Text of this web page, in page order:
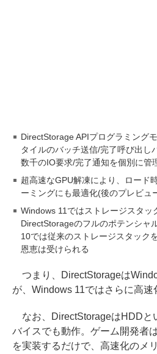
DirectStorage APIプログラミング
タイルのバッチ送信/完了呼び出し
数千のIO要求/完了通知を個別に管
超高速なGPU解凍により、ロード
ーミングにも最適化(後のプレビュ
Windows 11ではストレージスタッ
DirectStorageのフルのポテンシャ
10では従来のストレージスタック
恩恵は受けられる
つまり、DirectStorageは
が、Windows 11ではさらに高速
なお、DirectStorageはHDDと
バイスでも動作。ゲーム開発者
を実装するだけで、高速化のメ